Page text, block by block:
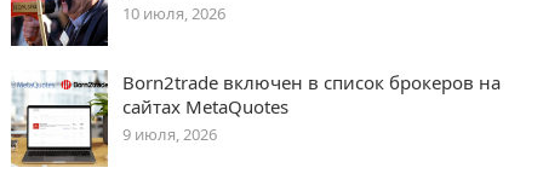
10 июля, 2026
Born2trade включен в список брокеров на
сайтах MetaQuotes
9 июля, 2026